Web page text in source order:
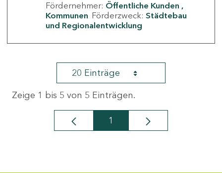
Fördernehmer: Öffentliche Kunden
Kommunen Förderzweck: Städtebau
und Regionalentwicklung
20 Einträge
Zeige 1 bis 5 von 5 Einträgen.
Seite
1